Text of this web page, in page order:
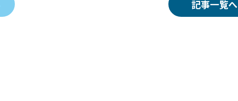
記事一覧へ